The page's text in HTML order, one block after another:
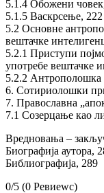
5.1.4 Обожени
5.1.5 Васкрсење, 222
5.2 Основне
вештачке
5.2.1 Приступи
употребе вештачке
5.2.2 Антрополошка
6. Сотириолошки
7. Православна
7.1 Созерцање као
Вредновања –
Биографија аутора,
Библиографија, 289
0/5 (0 Ревиеwс)